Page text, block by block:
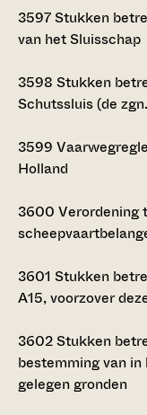
3597Stukken
van het Sluisschap
3598 Stukken
Schutssluis (de
3599
Holland
3600 Verordening
3601 Stukken
A15, voorzover
3602Stukken
bestemming van
gelegen gronden